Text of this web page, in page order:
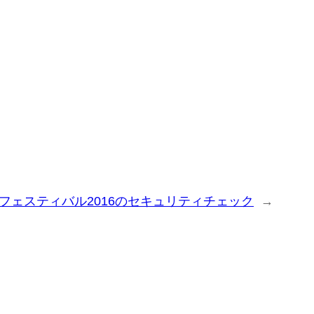
ェスティバル2016のセキュリティチェック →